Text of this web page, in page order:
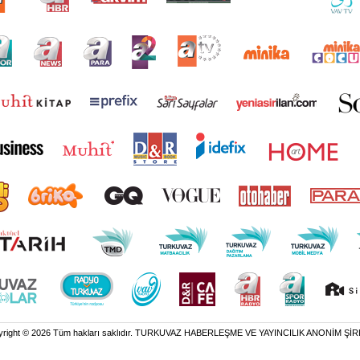
© 2026 Tüm hakları saklıdır. TURKUVAZ HABERLEŞME VE YAYINCILIK ANONİM